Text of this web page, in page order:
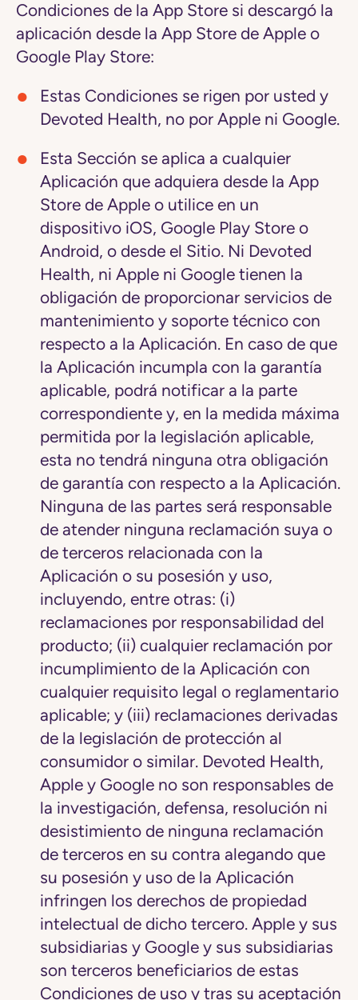
Condiciones de la App Store si descargó la
aplicación desde la App Store de Apple o
Google Play Store:
Estas Condiciones se rigen por usted y
Devoted Health, no por Apple ni Google.
Esta Sección se aplica a cualquier
Aplicación que adquiera desde la App
Store de Apple o utilice en un
dispositivo iOS, Google Play Store o
Android, o desde el Sitio. Ni Devoted
Health, ni Apple ni Google tienen la
obligación de proporcionar servicios de
mantenimiento y soporte técnico con
respecto a la Aplicación. En caso de que
la Aplicación incumpla con la garantía
aplicable, podrá notificar a la parte
correspondiente y, en la medida máxima
permitida por la legislación aplicable,
esta no tendrá ninguna otra obligación
de garantía con respecto a la Aplicación.
Ninguna de las partes será responsable
de atender ninguna reclamación suya o
de terceros relacionada con la
Aplicación o su posesión y uso,
incluyendo, entre otras: (i)
reclamaciones por responsabilidad del
producto; (ii) cualquier reclamación por
incumplimiento de la Aplicación con
cualquier requisito legal o reglamentario
aplicable; y (iii) reclamaciones derivadas
de la legislación de protección al
consumidor o similar. Devoted Health,
Apple y Google no son responsables de
la investigación, defensa, resolución ni
desistimiento de ninguna reclamación
de terceros en su contra alegando que
su posesión y uso de la Aplicación
infringen los derechos de propiedad
intelectual de dicho tercero. Apple y sus
subsidiarias y Google y sus subsidiarias
son terceros beneficiarios de estas
Condiciones de uso y tras su aceptación